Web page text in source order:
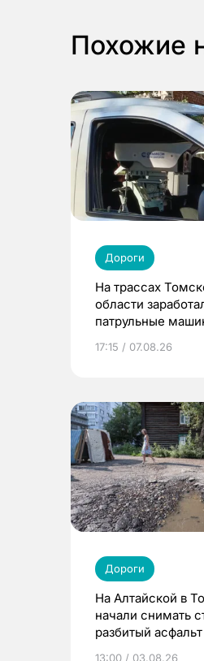
Похожие
Дороги
На трассах
области
патрульные
17:15 / 07.08.26
Дороги
На Алтайской в
начали снимать
разбитый асфальт
13:00 / 03.08.26